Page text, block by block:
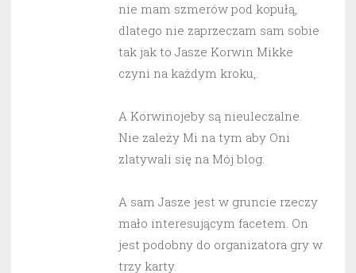
nie mam szmerów pod kopułą,
dlatego nie zaprzeczam sam sobie
tak jak to Jasze Korwin Mikke
czyni na każdym kroku,.
A Korwinojeby są nieuleczalne.
Nie zależy Mi na tym aby Oni
zlatywali się na Mój blog.
A sam Jasze jest w gruncie rzeczy
mało interesującym facetem. On
jest podobny do organizatora gry w
trzy karty.